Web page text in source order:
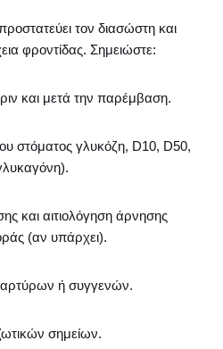
τον διασώστη και
φροντίδας. Σημειώστε:
και μετά την παρέμβαση.
στόματος γλυκόζη, D10, D50,
και αιτιολόγηση άρνησης
(αν υπάρχει).
ή συγγενών.
σημείων.